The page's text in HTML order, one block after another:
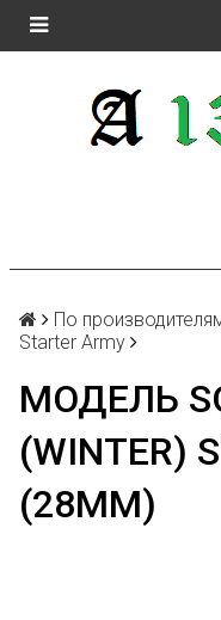
По
Starter Army
МОДЕЛЬ
(WINTER)
(28MM)